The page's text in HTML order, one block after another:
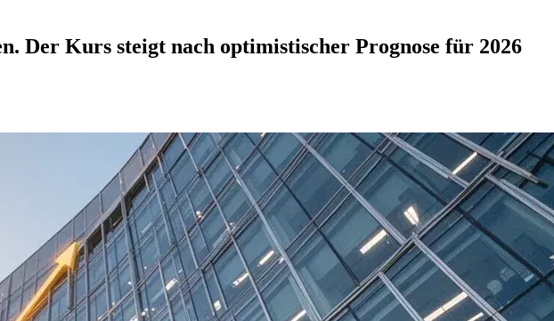
Der Kurs steigt nach optimistischer Prognose für 2026